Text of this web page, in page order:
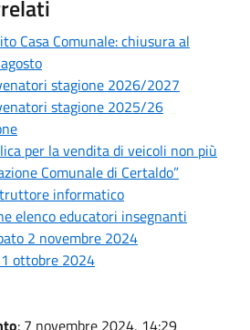
Casa Comunale: chiusura al
stagione 2026/2027
stagione 2025/26
per la vendita di veicoli non più
Comunale di Certaldo”
informatico
elenco educatori insegnanti
2 novembre 2024
ottobre 2024
: 7 novembre 2024, 14:29